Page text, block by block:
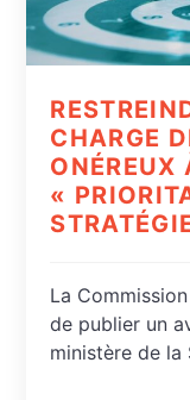
CHARGE
ONÉREUX
«
La
de publier un
ministère de la